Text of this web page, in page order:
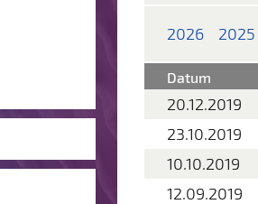
2026 2025
Datum
20.12.2019
23.10.2019
10.10.2019
12.09.2019